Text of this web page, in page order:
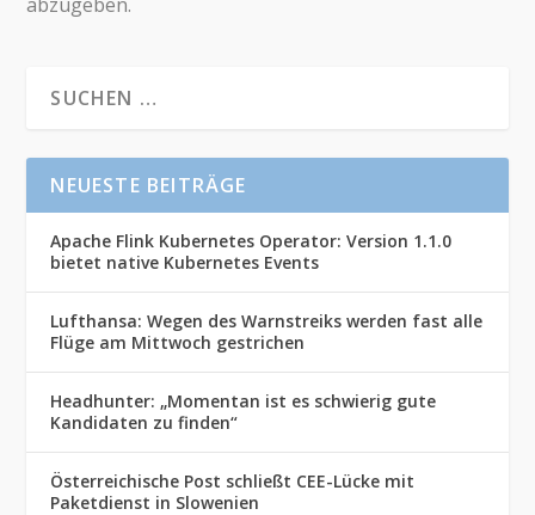
NEUESTE BEITRÄGE
Apache Flink Kubernetes Operator: Version 1.1.0
bietet native Kubernetes Events
Lufthansa: Wegen des Warnstreiks werden fast alle
Flüge am Mittwoch gestrichen
Headhunter: „Momentan ist es schwierig gute
Kandidaten zu finden“
Österreichische Post schließt CEE-Lücke mit
Paketdienst in Slowenien